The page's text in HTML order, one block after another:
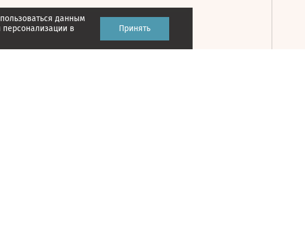
данным
в
Принять